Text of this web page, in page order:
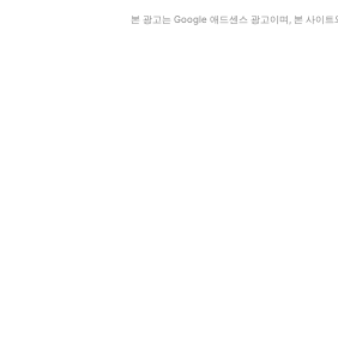
본 광고는 Google 애드센스 광고이며, 본 사이트